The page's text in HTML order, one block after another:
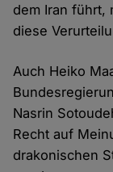
dem Iran führt,
diese
Auch Heiko
Nasrin
Recht auf
drakonischen